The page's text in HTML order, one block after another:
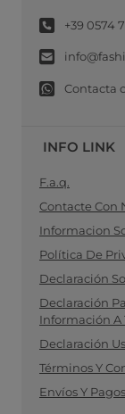
+39 0574
Contacta
INFO LINK
F.a.q.
Contacte Con
Informacion
Política De
Declaración
Declaración
Información A
Declaración
Términos Y
Envíos Y Pagos